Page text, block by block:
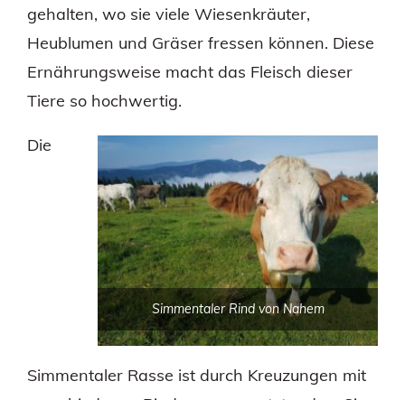
gehalten, wo sie viele Wiesenkräuter,
Heublumen und Gräser fressen können. Diese
Ernährungsweise macht das Fleisch dieser
Tiere so hochwertig.
Simmentaler Rind von Nahem
Die
Simmentaler Rasse ist durch Kreuzungen mit